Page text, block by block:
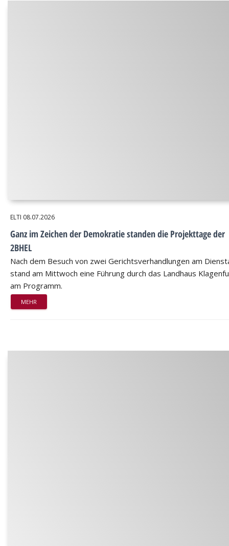
ELTI 08.07.2026
Ganz im Zeichen der Demokratie standen die Projekttage der
2BHEL
Nach dem Besuch von zwei Gerichtsverhandlungen am
stand am Mittwoch eine Führung durch das Landhaus
am Programm.
MEHR